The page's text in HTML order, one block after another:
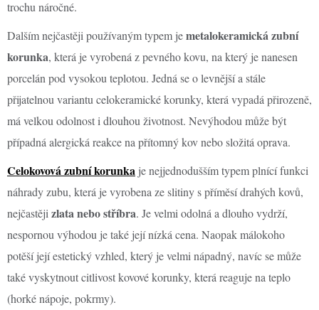
trochu náročné.
Dalším nejčastěji používaným typem jemetalokeramická zubní
korunka, která je vyrobená z pevného kovu, na který je nanesen
porcelán pod vysokou teplotou. Jedná se o levnější a stále
přijatelnou variantu celokeramické korunky, která vypadá přirozeně,
má velkou odolnost i dlouhou životnost. Nevýhodou může být
případná alergická reakce na přítomný kov nebo složitá oprava.
Celokovová zubní korunka je nejjednodušším typem plnící funkci
náhrady zubu, která je vyrobena ze slitiny s příměsí drahých kovů,
nejčastěji zlata nebo stříbra. Je velmi odolná a dlouho vydrží,
nespornou výhodou je také její nízká cena. Naopak málokoho
potěší její estetický vzhled, který je velmi nápadný, navíc se může
také vyskytnout citlivost kovové korunky, která reaguje na teplo
(horké nápoje, pokrmy).